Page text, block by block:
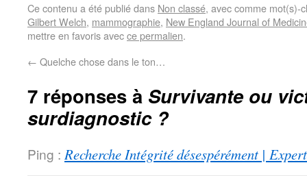
Ce contenu a été publié dans Non classé, avec comme mot(s)-
Gilbert Welch, mammographie, New England Journal of
mettre en favoris avecce permalien.
← Quelche chose dans le ton…
7 réponses à Survivante ou
surdiagnostic ?
Ping : Recherche Intégrité désespérément |